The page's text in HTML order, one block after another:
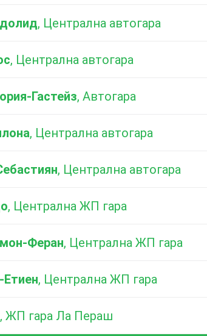
, Централна автогара
, Централна автогара
Гастейз, Автогара
, Централна автогара
, Централна автогара
, Централна ЖП гара
Феран, Централна ЖП гара
Етиен, Централна ЖП гара
, ЖП гара Ла Пераш